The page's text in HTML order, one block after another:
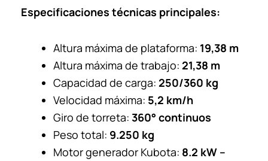
Especificaciones técnicas principales:
Altura máxima de plataforma: 19,38 m
Altura máxima de trabajo: 21,38 m
Capacidad de carga: 250/360 kg
Velocidad máxima: 5,2 km/h
Giro de torreta: 360° continuos
Peso total: 9.250 kg
Motor generador Kubota: 8.2 kW –